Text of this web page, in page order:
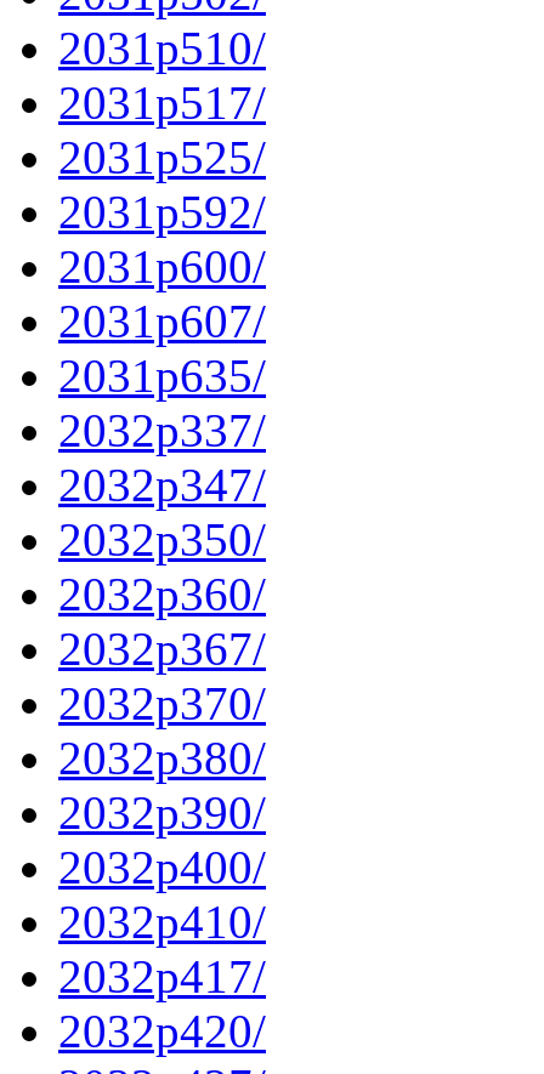
2031p510/
2031p517/
2031p525/
2031p592/
2031p600/
2031p607/
2031p635/
2032p337/
2032p347/
2032p350/
2032p360/
2032p367/
2032p370/
2032p380/
2032p390/
2032p400/
2032p410/
2032p417/
2032p420/